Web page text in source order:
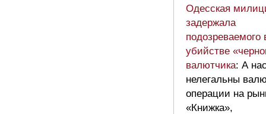
Одесская
задержала
подозреваемого
убийстве
валютчика: А
нелегальны
операции на
«Книжка»,